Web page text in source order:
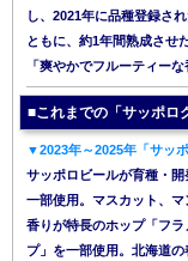
し、2021年に品種登録さ
ともに、約1年間熟成させ
「爽やかでフルーティー
■これまでの「サッポロ
▼2023年～2025年「サッ
サッポロビールが育種・
一部使用。マスカット、
香りが特長のホップ「フ
プ」を一部使用。北海道